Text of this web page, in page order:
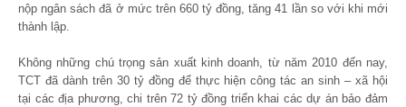
nộp ngân sách đã ở mức trên 660 tỷ đồng, tăng 41 lần so với khi mới
thành lập.
Không những chú trọng sản xuất kinh doanh, từ năm 2010 đến nay,
TCT đã dành trên 30 tỷ đồng để thực hiện công tác an sinh – xã hội
tại các địa phương, chi trên 72 tỷ đồng triển khai các dự án bảo đảm